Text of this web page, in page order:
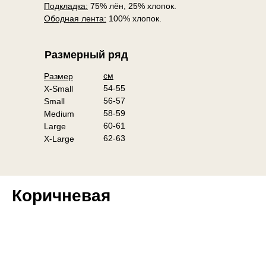
Подкладка: 75% лён, 25% хлопок.
Ободная лента: 100% хлопок.
Размерный ряд
Размер
X-Small
Small
Medium
Large
X-Large
см
54-55
56-57
58-59
60-61
62-63
Коричневая